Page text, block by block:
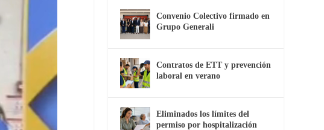
Convenio Colectivo firmado en
Grupo Generali
Contratos de ETT y prevención
laboral en verano
Eliminados los límites del
permiso por hospitalización